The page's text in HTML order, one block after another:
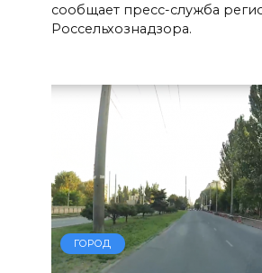
сообщает пресс-служба
Россельхознадзора.
ГОРОД